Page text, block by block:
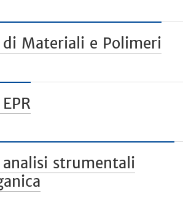
Materiali e Polimeri
strumentali